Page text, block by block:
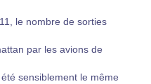
le nombre de sorties
par les avions de
sensiblement le même